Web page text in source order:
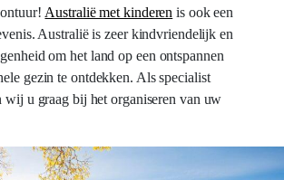
Australië met kinderen is ook een
Australië is zeer kindvriendelijk en
om het land op een ontspannen
gezin te ontdekken. Als specialist
wij u graag bij het organiseren van uw